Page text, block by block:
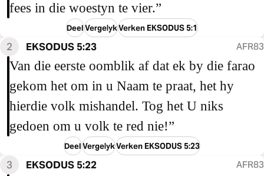
fees in die woestyn te vier.”
DeelVergelykVerken EKSODUS 5:1
2 EKSODUS 5:23 AFR83
Van die eerste oomblik af dat ek by die farao
gekom het om in u Naam te praat, het hy
hierdie volk mishandel. Tog het U niks
gedoen om u volk te red nie!”
DeelVergelykVerken EKSODUS 5:23
3 EKSODUS 5:22 AFR83